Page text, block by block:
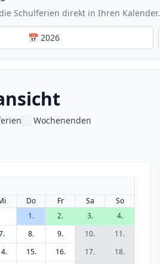
Schulferien direkt in Ihren Kalender.
📅 2026
Wochenenden
Do Fr Sa
So
1.
2. 3.
4.
8. 9. 10.
11.
15. 16. 17.
18.